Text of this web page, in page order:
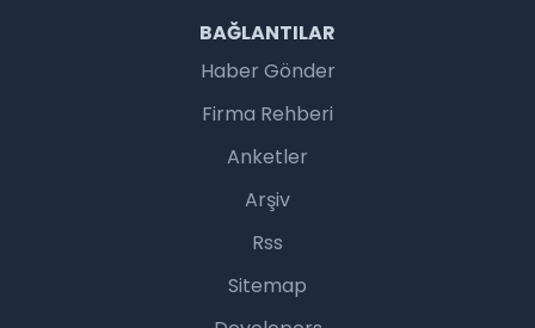
BAĞLANTILAR
Haber Gönder
Firma Rehberi
Anketler
Arşiv
Rss
Sitemap